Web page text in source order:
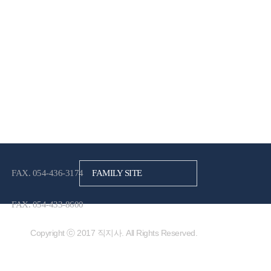
FAX. 054-436-3174
FAX. 054-433-8600
FAMILY SITE
Copyright ⓒ 2017 직지사. All Rights Reserved.